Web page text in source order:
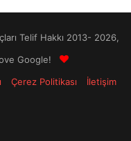
Telif Hakkı 2013- 2026,
Google!
Çerez Politikası İletişim